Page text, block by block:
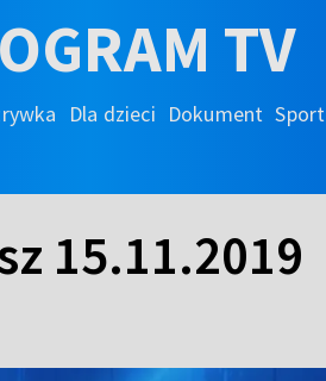
TV
Dla dzieci Dokument Sport
15.11.2019